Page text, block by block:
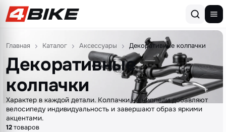
Главная Каталог Аксессуары Декоративные колпачки
Декоративные
колпачки
Характер в каждой детали. Колпачки на ниппели добавляют
велосипеду индивидуальность и завершают образ яркими
акцентами.
12товаров